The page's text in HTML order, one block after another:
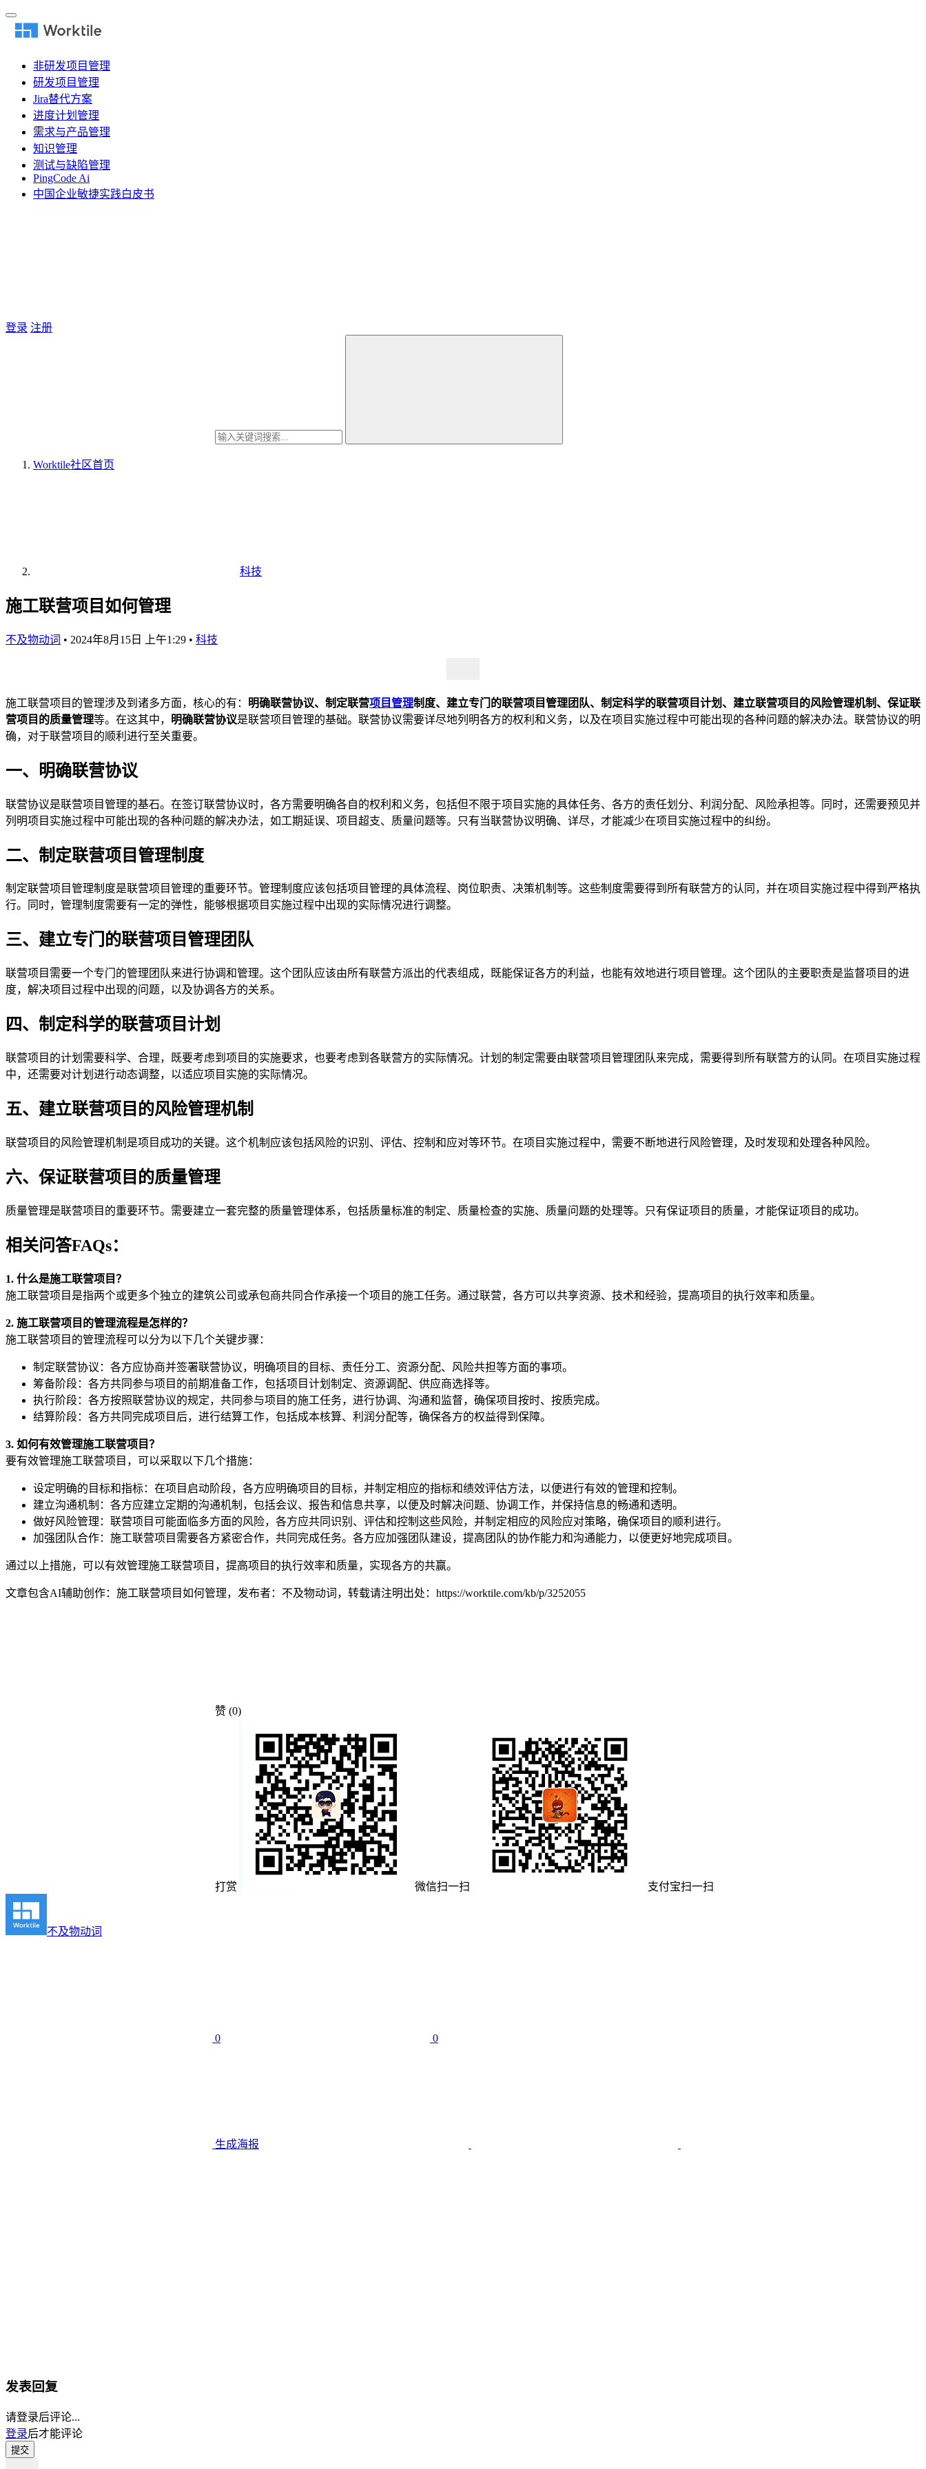
非研发项目管理
研发项目管理
Jira替代方案
进度计划管理
需求与产品管理
知识管理
测试与缺陷管理
PingCode Ai
中国企业敏捷实践白皮书
登录 注册
Worktile社区首页
科技
施工联营项目如何管理
不及物动词 • 2024年8月15日 上午1:29 • 科技
施工联营项目的管理涉及到诸多方面，核心的有： 明确联营协议、制定联营项目管理制度、建立专门的联营项目管理团队、制定科学的联营项目计划、建立联营项目的风险管理机制、保证联
营项目的质量管理等。在这其中， 明确联营协议是联营项目管理的基础。联营协议需要详尽地列明各方的权利和义务，以及在项目实施过程中可能出现的各种问题的解决办法。联营协议的明
确，对于联营项目的顺利进行至关重要。
一、明确联营协议
联营协议是联营项目管理的基石。在签订联营协议时，各方需要明确各自的权利和义务，包括但不限于项目实施的具体任务、各方的责任划分、利润分配、风险承担等。同时，还需要预见并
列明项目实施过程中可能出现的各种问题的解决办法，如工期延误、项目超支、质量问题等。只有当联营协议明确、详尽，才能减少在项目实施过程中的纠纷。
二、制定联营项目管理制度
制定联营项目管理制度是联营项目管理的重要环节。管理制度应该包括项目管理的具体流程、岗位职责、决策机制等。这些制度需要得到所有联营方的认同，并在项目实施过程中得到严格执
行。同时，管理制度需要有一定的弹性，能够根据项目实施过程中出现的实际情况进行调整。
三、建立专门的联营项目管理团队
联营项目需要一个专门的管理团队来进行协调和管理。这个团队应该由所有联营方派出的代表组成，既能保证各方的利益，也能有效地进行项目管理。这个团队的主要职责是监督项目的进
度，解决项目过程中出现的问题，以及协调各方的关系。
四、制定科学的联营项目计划
联营项目的计划需要科学、合理，既要考虑到项目的实施要求，也要考虑到各联营方的实际情况。计划的制定需要由联营项目管理团队来完成，需要得到所有联营方的认同。在项目实施过程
中，还需要对计划进行动态调整，以适应项目实施的实际情况。
五、建立联营项目的风险管理机制
联营项目的风险管理机制是项目成功的关键。这个机制应该包括风险的识别、评估、控制和应对等环节。在项目实施过程中，需要不断地进行风险管理，及时发现和处理各种风险。
六、保证联营项目的质量管理
质量管理是联营项目的重要环节。需要建立一套完整的质量管理体系，包括质量标准的制定、质量检查的实施、质量问题的处理等。只有保证项目的质量，才能保证项目的成功。
相关问答FAQs：
1. 什么是施工联营项目？
施工联营项目是指两个或更多个独立的建筑公司或承包商共同合作承接一个项目的施工任务。通过联营，各方可以共享资源、技术和经验，提高项目的执行效率和质量。
2. 施工联营项目的管理流程是怎样的？
施工联营项目的管理流程可以分为以下几个关键步骤：
制定联营协议：各方应协商并签署联营协议，明确项目的目标、责任分工、资源分配、风险共担等方面的事项。
筹备阶段：各方共同参与项目的前期准备工作，包括项目计划制定、资源调配、供应商选择等。
执行阶段：各方按照联营协议的规定，共同参与项目的施工任务，进行协调、沟通和监督，确保项目按时、按质完成。
结算阶段：各方共同完成项目后，进行结算工作，包括成本核算、利润分配等，确保各方的权益得到保障。
3. 如何有效管理施工联营项目？
要有效管理施工联营项目，可以采取以下几个措施：
设定明确的目标和指标：在项目启动阶段，各方应明确项目的目标，并制定相应的指标和绩效评估方法，以便进行有效的管理和控制。
建立沟通机制：各方应建立定期的沟通机制，包括会议、报告和信息共享，以便及时解决问题、协调工作，并保持信息的畅通和透明。
做好风险管理：联营项目可能面临多方面的风险，各方应共同识别、评估和控制这些风险，并制定相应的风险应对策略，确保项目的顺利进行。
加强团队合作：施工联营项目需要各方紧密合作，共同完成任务。各方应加强团队建设，提高团队的协作能力和沟通能力，以便更好地完成项目。
通过以上措施，可以有效管理施工联营项目，提高项目的执行效率和质量，实现各方的共赢。
文章包含AI辅助创作：施工联营项目如何管理，发布者：不及物动词，转载请注明出处： https://worktile.com/kb/p/3252055
赞 (0)
打赏 微信扫一扫 支付宝扫一扫
不及物动词
0 0
生成海报
发表回复
请登录后评论...
登录后才能评论
提交